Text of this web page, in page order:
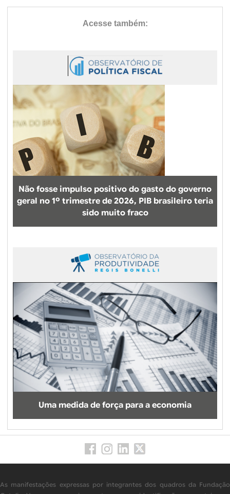
Não fosse impulso positivo do gasto do governo
geral no 1º trimestre de 2026, PIB brasileiro teria
sido muito fraco
Uma medida de força para a economia
As manifestações expressas por integrantes dos quadros da Fundação